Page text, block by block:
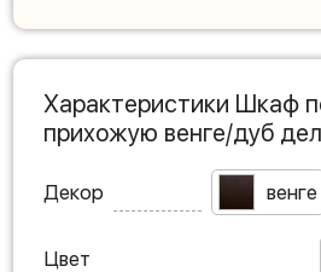
Характеристики Шкаф
прихожую венге/дуб
Декор венге
Цвет